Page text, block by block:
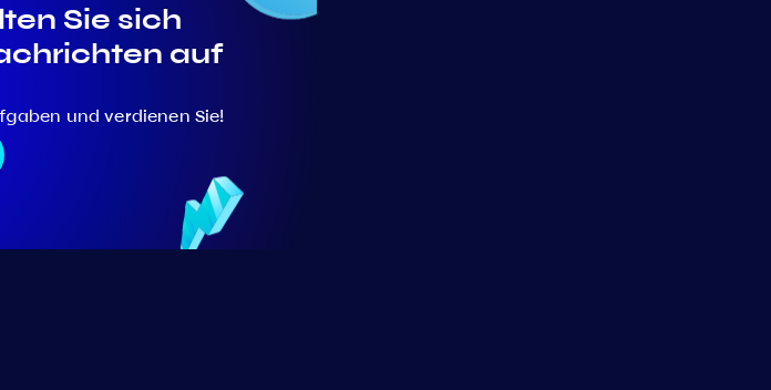
Sie sich
auf
und verdienen Sie!